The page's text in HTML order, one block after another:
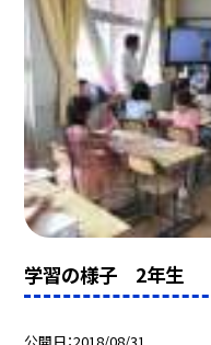
学習の様子 2年生
公開日 2018/08/31